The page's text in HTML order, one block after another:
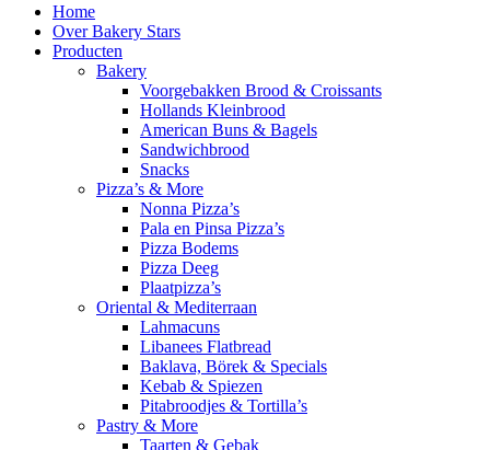
Home
Over Bakery Stars
Producten
Bakery
Voorgebakken Brood & Croissants
Hollands Kleinbrood
American Buns & Bagels
Sandwichbrood
Snacks
Pizza’s & More
Nonna Pizza’s
Pala en Pinsa Pizza’s
Pizza Bodems
Pizza Deeg
Plaatpizza’s
Oriental & Mediterraan
Lahmacuns
Libanees Flatbread
Baklava, Börek & Specials
Kebab & Spiezen
Pitabroodjes & Tortilla’s
Pastry & More
Taarten & Gebak